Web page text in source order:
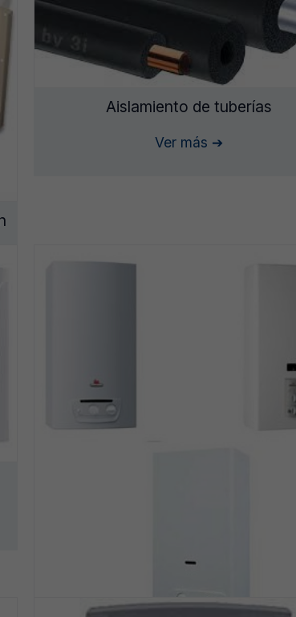
Aislamiento de tuberías